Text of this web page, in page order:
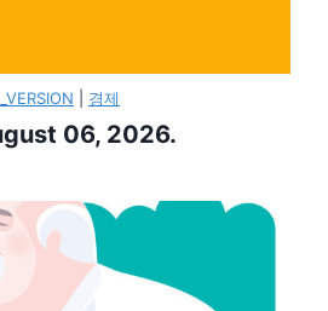
경제
06, 2026.